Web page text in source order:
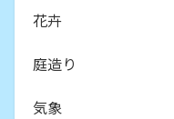
花卉
庭造り
気象